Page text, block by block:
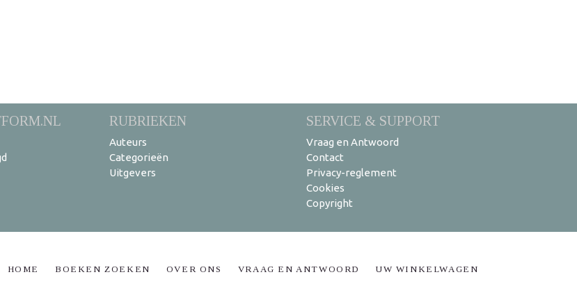
RUBRIEKEN
Auteurs
Categorieën
Uitgevers
SERVICE & SUPPORT
Vraag en Antwoord
Contact
Privacy-reglement
Cookies
Copyright
HOME BOEKEN ZOEKEN OVER ONS VRAAG EN ANTWOORD UW WINKELWAGEN